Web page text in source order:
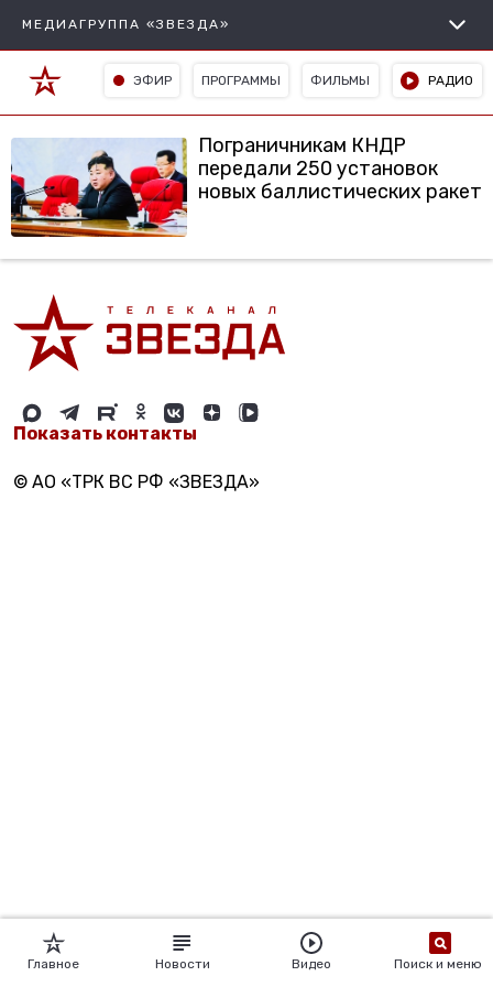
МЕДИАГРУППА «ЗВЕЗДА»
ЭФИР ПРОГРАММЫ ФИЛЬМЫ РАДИО
Пограничникам КНДР
передали 250 установок
новых баллистических ракет
Показать контакты
© АО «ТРК ВС РФ «ЗВЕЗДА»
Главное Новости Видео Поиск и меню